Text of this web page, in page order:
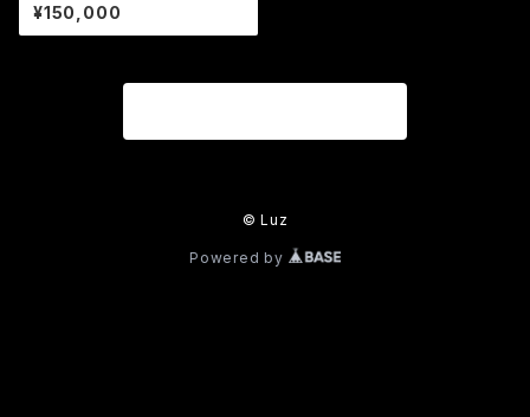
¥150,000
© Luz
Powered by